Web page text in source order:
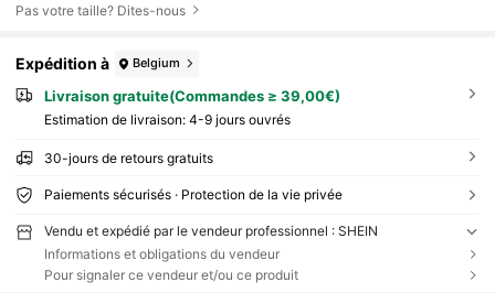
Pas votre taille? Dites-nous
Expédition à Belgium
Livraison gratuite(Commandes ≥ 39,00€)
Estimation de livraison: 4-9 jours ouvrés
30-jours de retours gratuits
Paiements sécurisés · Protection de la vie privée
Vendu et expédié par le vendeur professionnel : SHEIN
Informations et obligations du vendeur
Pour signaler ce vendeur et/ou ce produit